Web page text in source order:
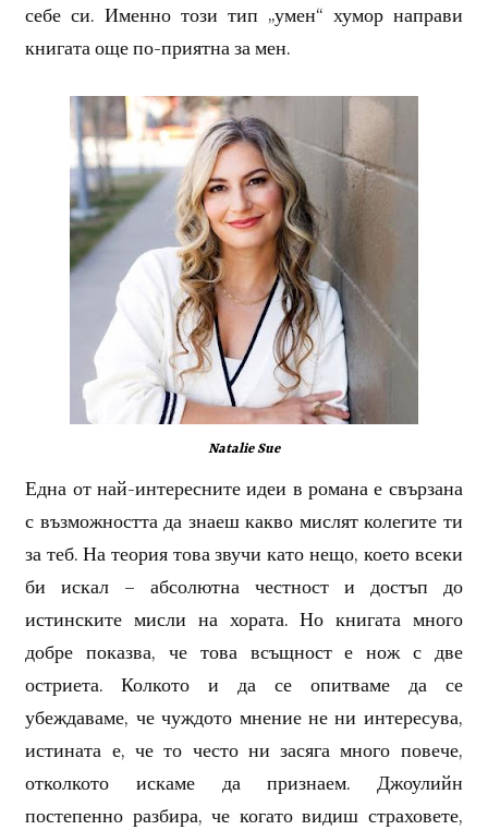
себе си. Именно този тип „умен“ хумор направи
книгата още по-приятна за мен.
Natalie Sue
Една от най-интересните идеи в романа е свързана
с възможността да знаеш какво мислят колегите ти
за теб. На теория това звучи като нещо, което всеки
би искал – абсолютна честност и достъп до
истинските мисли на хората. Но книгата много
добре показва, че това всъщност е нож с две
остриета. Колкото и да се опитваме да се
убеждаваме, че чуждото мнение не ни интересува,
истината е, че то често ни засяга много повече,
отколкото искаме да признаем. Джоулийн
постепенно разбира, че когато видиш страховете,